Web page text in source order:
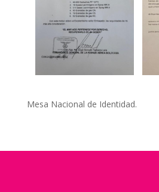
Mesa Nacional de Identidad.